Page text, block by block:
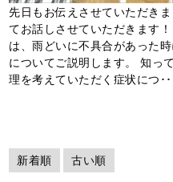
先日もお伝えさせていただき
てお話しさせていただきま
は、雨どいに不具合があった
についてご説明します。 知
理を考えていただく症状につ･･
新着順 古い順